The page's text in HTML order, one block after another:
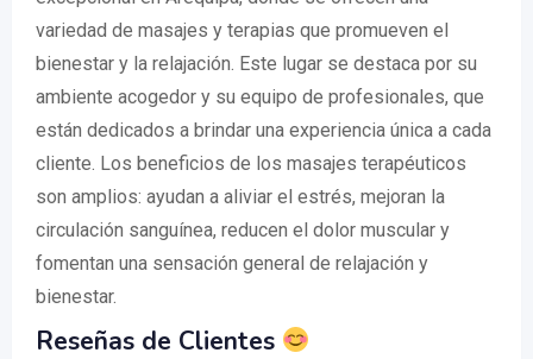
variedad de masajes y terapias que promueven el
bienestar y la relajación. Este lugar se destaca por su
ambiente acogedor y su equipo de profesionales, que
están dedicados a brindar una experiencia única a cada
cliente. Los beneficios de los masajes terapéuticos
son amplios: ayudan a aliviar el estrés, mejoran la
circulación sanguínea, reducen el dolor muscular y
fomentan una sensación general de relajación y
bienestar.
Reseñas de Clientes